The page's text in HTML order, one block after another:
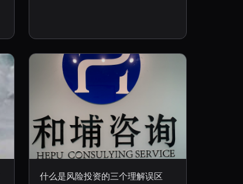
什么是风险投资的三个理解误区